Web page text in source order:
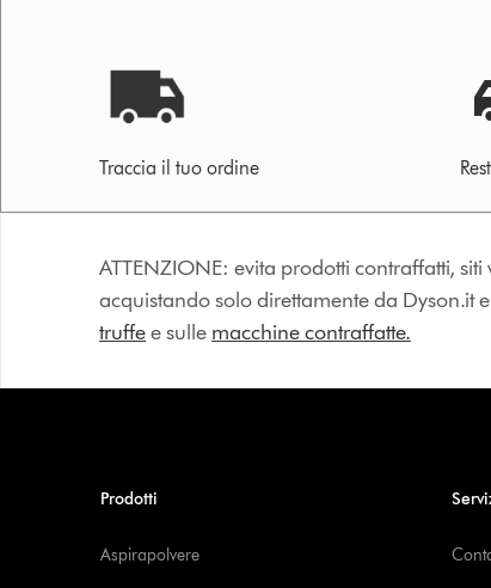
Traccia il tuo ordine
ATTENZIONE: evita prodotti contraffatti,
acquistando solo direttamente da Dyson.it
truffee sulle macchine contraffatte.
Prodotti
Aspirapolvere